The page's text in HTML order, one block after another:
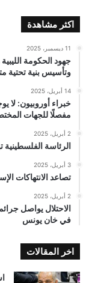
اكثر مشاهدة
11 ديسمبر، 2025
جهود الحكومة
وتأسيس بنية تحتية
14 أبريل، 2025
خبراء أوروبيون: لا
مفصلًا للجهات
2 أبريل، 2025
الرئاسة الفلسطينية
3 أبريل، 2025
تصاعد الانتهاكات
2 أبريل، 2025
في خان يونس
اخر المقالات